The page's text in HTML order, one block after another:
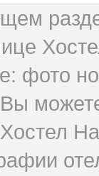
фото